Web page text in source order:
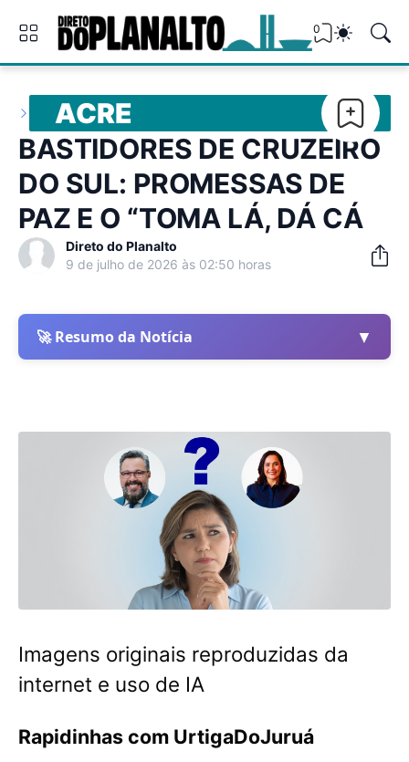
0
ACRE
BASTIDORES DE CRUZEIRO
DO SUL: PROMESSAS DE
PAZ E O “TOMA LÁ, DÁ CÁ
Direto do Planalto
9 de julho de 2026 às 02:50 horas
🚀 Resumo da Notícia ▼
Imagens originais reproduzidas da
internet e uso de IA
Rapidinhas com UrtigaDoJuruá